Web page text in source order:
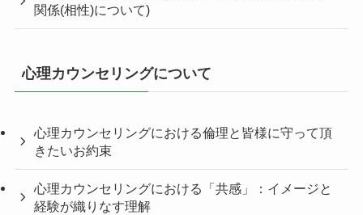
関係(相性)について)
心理カウンセリングについて
心理カウンセリングにおける倫理と皆様に守って頂
きたいお約束
心理カウンセリングにおける「共感」：イメージと
経験が織りなす理解